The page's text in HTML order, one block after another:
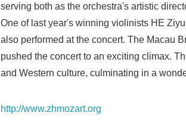
serving both as the orchestra's artistic
One of last year's winning violinists HE
also performed at the concert. The Macau
pushed the concert to an exciting climax.
and Western culture, culminating in a
http://www.zhmozart.org